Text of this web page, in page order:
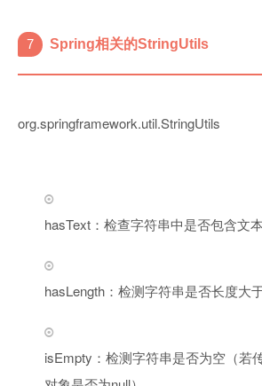
7 Spring相关的StringUtils
org.springframework.util.StringUtils
hasText：检查字符串中是否包含文本
hasLength：检测字符串是否长度大
isEmpty：检测字符串是否为空（若